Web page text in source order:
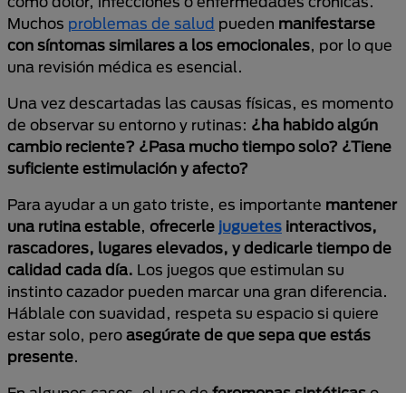
Muchos problemas de salud pueden manifestarse
con síntomas similares a los emocionales, por lo que
una revisión médica es esencial.
Una vez descartadas las causas físicas, es momento
de observar su entorno y rutinas: ¿ha habido algún
cambio reciente? ¿Pasa mucho tiempo solo? ¿Tiene
suficiente estimulación y afecto?
Para ayudar a un gato triste, es importante mantener
una rutina estable, ofrecerle juguetes interactivos,
rascadores, lugares elevados, y dedicarle tiempo de
calidad cada día. Los juegos que estimulan su
instinto cazador pueden marcar una gran diferencia.
Háblale con suavidad, respeta su espacio si quiere
estar solo, pero asegúrate de que sepa que estás
presente.